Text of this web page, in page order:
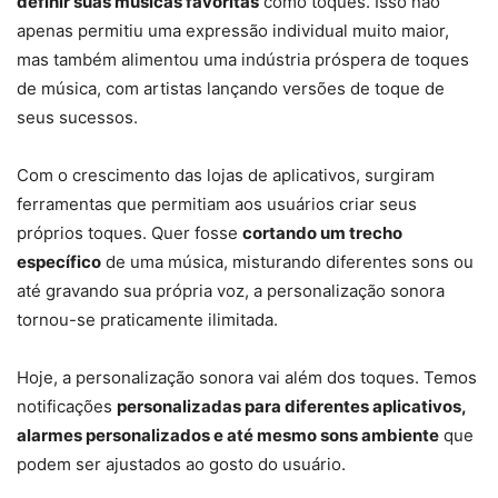
apenas permitiu uma expressão individual muito maior,
mas também alimentou uma indústria próspera de toques
de música, com artistas lançando versões de toque de
seus sucessos.
Com o crescimento das lojas de aplicativos, surgiram
ferramentas que permitiam aos usuários criar seus
próprios toques. Quer fosse cortando um trecho
específico de uma música, misturando diferentes sons ou
até gravando sua própria voz, a personalização sonora
tornou-se praticamente ilimitada.
Hoje, a personalização sonora vai além dos toques. Temos
notificações personalizadas para diferentes aplicativos,
alarmes personalizados e até mesmo sons ambiente que
podem ser ajustados ao gosto do usuário.